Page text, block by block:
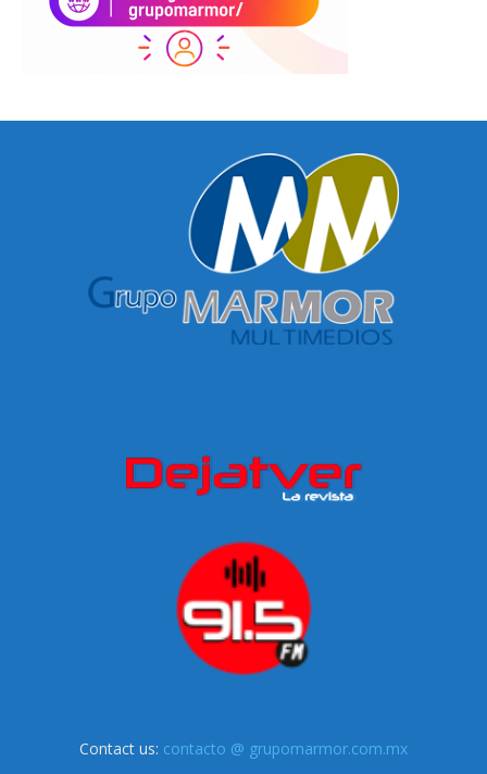
Contact us: contacto @ grupomarmor.com.mx